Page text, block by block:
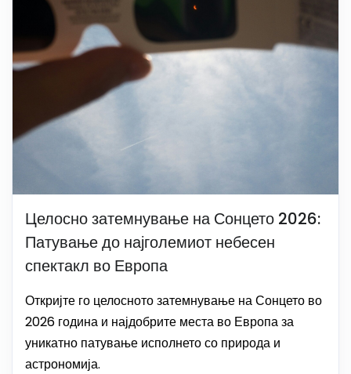
Целосно затемнување на Сонцето 2026:
Патување до најголемиот небесен
спектакл во Европа
Откријте го целосното затемнување на Сонцето во
2026 година и најдобрите места во Европа за
уникатно патување исполнето со природа и
астрономија.